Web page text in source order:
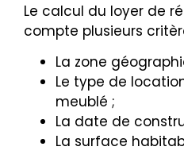
Le calcul du loyer de
compte plusieurs
La zone
Le type de
meublé ;
La date de
La surface